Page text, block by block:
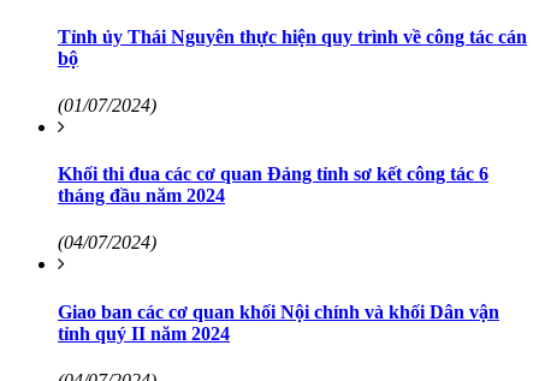
Tỉnh ủy Thái Nguyên thực hiện quy trình về công tác cán
bộ
(01/07/2024)
Khối thi đua các cơ quan Đảng tỉnh sơ kết công tác 6
tháng đầu năm 2024
(04/07/2024)
Giao ban các cơ quan khối Nội chính và khối Dân vận
tỉnh quý II năm 2024